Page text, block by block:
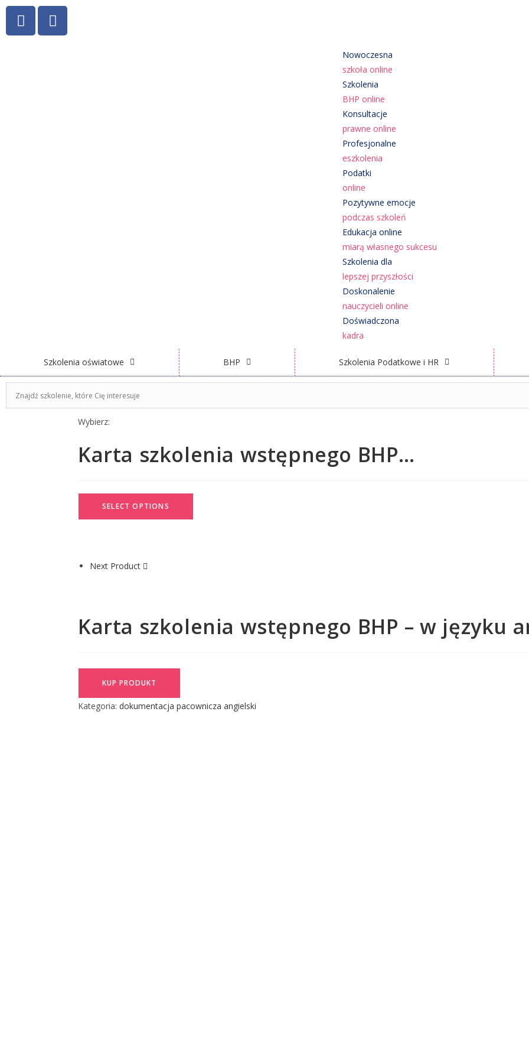
Nowoczesna
szkoła online
Szkolenia
BHP online
Konsultacje
prawne online
Profesjonalne
eszkolenia
Podatki
online
Pozytywne emocje
podczas szkoleń
Edukacja online
miarą własnego sukcesu
Szkolenia dla
lepszej przyszłości
Doskonalenie
nauczycieli online
Doświadczona
kadra
Szkolenia oświatowe BHP Szkolenia Podatkowe i HR
Wybierz:
Karta szkolenia wstępnego BHP…
SELECT OPTIONS
Next Product
Karta szkolenia wstępnego BHP – w języku
KUP PRODUKT
Kategoria: dokumentacja pacownicza angielski